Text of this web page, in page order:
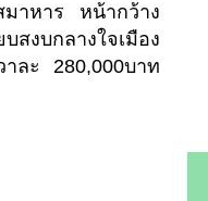
าหาร หน้ากว้าง
งบกลางใจเมือง
ละ 280,000บาท